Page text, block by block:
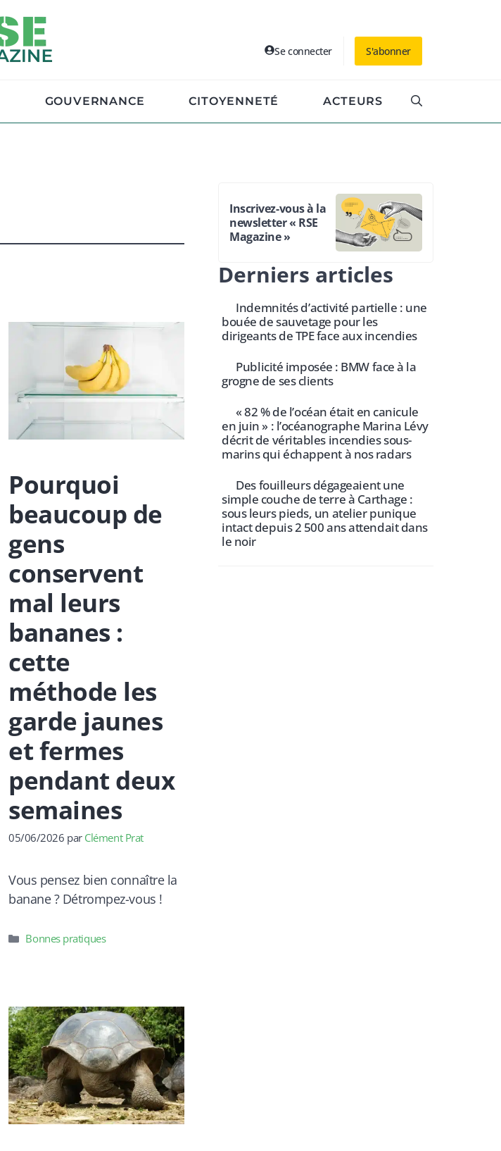
Se connecter S'abonner
GOUVERNANCE CITOYENNETÉ ACTEURS
Pourquoi
beaucoup de
gens
conservent
mal leurs
bananes :
cette
méthode les
garde jaunes
et fermes
pendant deux
semaines
05/06/2026 par Clément Prat
Vous pensez bien connaître la
banane ? Détrompez-vous !
Catégories
Bonnes pratiques
Inscrivez-vous à la
newsletter « RSE
Magazine »
Derniers articles
Indemnités d’activité partielle : une
bouée de sauvetage pour les
dirigeants de TPE face aux incendies
Publicité imposée : BMW face à la
grogne de ses clients
« 82 % de l’océan était en canicule
en juin » : l’océanographe Marina Lévy
décrit de véritables incendies sous-
marins qui échappent à nos radars
Des fouilleurs dégageaient une
simple couche de terre à Carthage :
sous leurs pieds, un atelier punique
intact depuis 2 500 ans attendait dans
le noir